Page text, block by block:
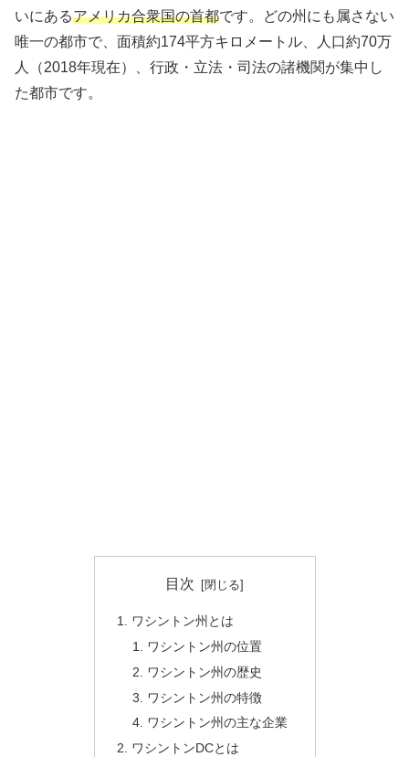
いにあるアメリカ合衆国の首都です。どの州にも属さない
唯一の都市で、面積約174平方キロメートル、人口約70万
人（2018年現在）、行政・立法・司法の諸機関が集中し
た都市です。
目次
ワシントン州とは
ワシントン州の位置
ワシントン州の歴史
ワシントン州の特徴
ワシントン州の主な企業
ワシントンDCとは